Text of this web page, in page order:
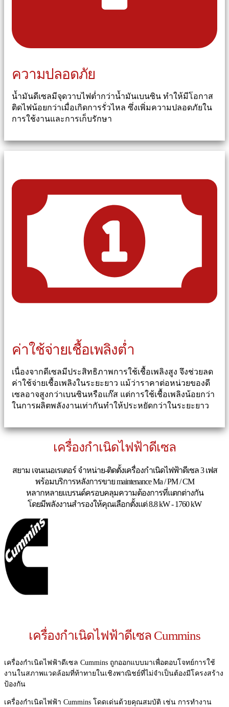
ความปลอดภัย
น้ำมันดีเซลมีจุดวาบไฟต่ำกว่าน้ำมันเบนซิน ทำให้มีโอกาส
ติดไฟน้อยกว่าเมื่อเกิดการรั่วไหล ซึ่งเพิ่มความปลอดภัยใน
การใช้งานและการเก็บรักษา
ค่าใช้จ่ายเชื้อเพลิงต่ำ
เนื่องจากดีเซลมีประสิทธิภาพการใช้เชื้อเพลิงสูง จึงช่วยลด
ค่าใช้จ่ายเชื้อเพลิงในระยะยาว แม้ว่าราคาต่อหน่วยของดี
เซลอาจสูงกว่าเบนซินหรือแก๊ส แต่การใช้เชื้อเพลิงน้อยกว่า
ในการผลิตพลังงานเท่ากันทำให้ประหยัดกว่าในระยะยาว
เครื่องกำเนิดไฟฟ้าดีเซล
สยาม เจนเนอเรเตอร์ จำหน่าย-ติดตั้งเครื่องกำเนิดไฟฟ้าดีเซล 3 เฟส
พร้อมบริการหลังการขาย maintenance Ma / PM / CM
หลากหลายแบรนด์ครอบคลุมความต้องการที่แตกต่างกัน
โดยมีพลังงานสำรองให้คุณเลือกตั้งแต่ 8.8 kW - 1760 kW
เครื่องกำเนิดไฟฟ้าดีเซล Cummins
เครื่องกำเนิดไฟฟ้าดีเซล Cummins ถูกออกแบบมาเพื่อตอบโจทย์การใช้
งานในสภาพแวดล้อมที่ท้าทายในเชิงพาณิชย์ที่ไม่จำเป็นต้องมีโครงสร้าง
ป้องกัน
เครื่องกำเนิดไฟฟ้า Cummins โดดเด่นด้วยคุณสมบัติ เช่น การทำงาน